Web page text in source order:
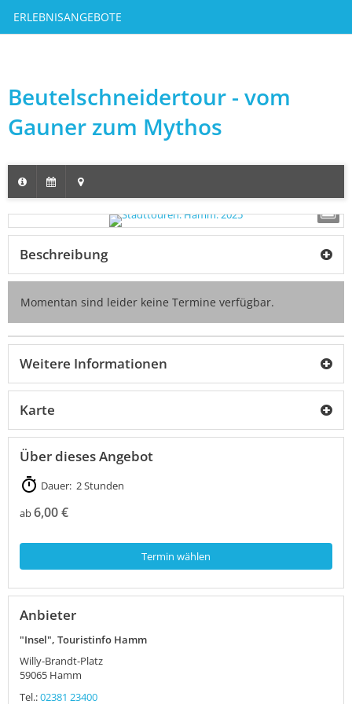
ERLEBNISANGEBOTE
Beutelschneidertour - vom
Gauner zum Mythos
Beschreibung
Momentan sind leider keine Termine verfügbar.
Weitere Informationen
Karte
Über dieses Angebot
Dauer: 2 Stunden
ab6,00 €
Termin wählen
Anbieter
"Insel", Touristinfo Hamm
Willy-Brandt-Platz
59065 Hamm
Tel.:02381 23400